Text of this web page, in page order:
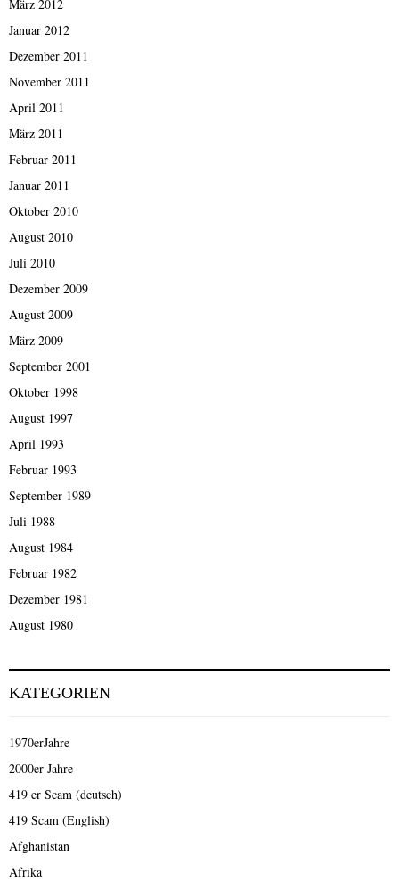
März 2012
Januar 2012
Dezember 2011
November 2011
April 2011
März 2011
Februar 2011
Januar 2011
Oktober 2010
August 2010
Juli 2010
Dezember 2009
August 2009
März 2009
September 2001
Oktober 1998
August 1997
April 1993
Februar 1993
September 1989
Juli 1988
August 1984
Februar 1982
Dezember 1981
August 1980
KATEGORIEN
1970erJahre
2000er Jahre
419 er Scam (deutsch)
419 Scam (English)
Afghanistan
Afrika